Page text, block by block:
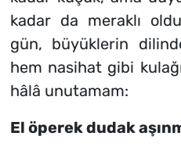
kadar da meraklı
gün, büyüklerin
hem nasihat gibi
hâlâ unutamam:
El öperek dudak